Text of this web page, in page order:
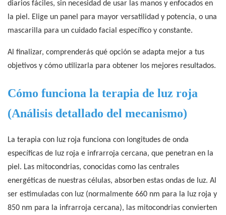
diarios fáciles, sin necesidad de usar las manos y enfocados en
la piel. Elige un panel para mayor versatilidad y potencia, o una
mascarilla para un cuidado facial específico y constante.
Al finalizar, comprenderás qué opción se adapta mejor a tus
objetivos y cómo utilizarla para obtener los mejores resultados.
Cómo funciona la terapia de luz roja
(Análisis detallado del mecanismo)
La terapia con luz roja funciona con longitudes de onda
específicas de luz roja e infrarroja cercana, que penetran en la
piel. Las mitocondrias, conocidas como las centrales
energéticas de nuestras células, absorben estas ondas de luz. Al
ser estimuladas con luz (normalmente 660 nm para la luz roja y
850 nm para la infrarroja cercana), las mitocondrias convierten